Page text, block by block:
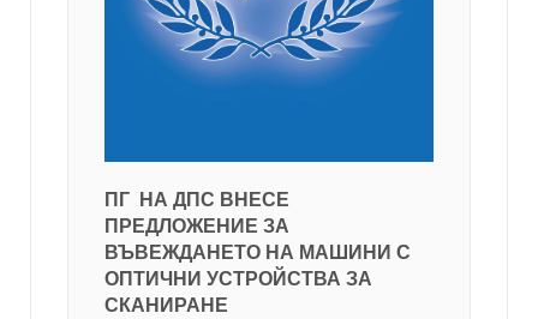
ПГ НА ДПС ВНЕСЕ
ПРЕДЛОЖЕНИЕ ЗА
ВЪВЕЖДАНЕТО НА МАШИНИ С
ОПТИЧНИ УСТРОЙСТВА ЗА
СКАНИРАНЕ